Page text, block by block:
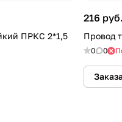
ПРКС 2*1,5
216 руб.
Провод
0 0